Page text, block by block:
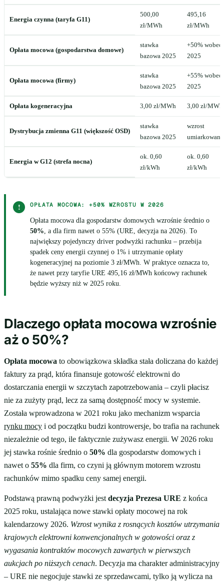
Energia czynna (taryfa G11)
500,00
zł/MWh
495,16
zł/MWh
Opłata mocowa (gospodarstwa domowe)
stawka
bazowa 2025
+50% wobec
2025
Opłata mocowa (firmy)
stawka
bazowa 2025
+55% wobec
2025
Opłata kogeneracyjna 3,00 zł/MWh 3,00 zł/MWh
Dystrybucja zmienna G11 (większość OSD)
stawka
bazowa 2025
wzrost
umiarkowany
Energia w G12 (strefa nocna)
ok. 0,60
zł/kWh
ok. 0,60
zł/kWh
! OPŁATA MOCOWA: +50% WZROSTU W 2026
Opłata mocowa dla gospodarstw domowych wzrośnie średnio o
50%, a dla firm nawet o 55% (URE, decyzja na 2026). To
największy pojedynczy driver podwyżki rachunku – przebija
spadek ceny energii czynnej o 1% i utrzymanie opłaty
kogeneracyjnej na poziomie 3 zł/MWh. W praktyce oznacza to,
że nawet przy taryfie URE 495,16 zł/MWh końcowy rachunek
będzie wyższy niż w 2025 roku.
Dlaczego opłata mocowa wzrośnie
aż o 50%?
Opłata mocowa to obowiązkowa składka stała doliczana do każdej
faktury za prąd, która finansuje gotowość elektrowni do
dostarczania energii w szczytach zapotrzebowania – czyli płacisz
nie za zużyty prąd, lecz za samą dostępność mocy w systemie.
Została wprowadzona w 2021 roku jako mechanizm wsparcia
rynku mocy i od początku budzi kontrowersje, bo trafia na rachunek
niezależnie od tego, ile faktycznie zużywasz energii. W 2026 roku
jej stawka rośnie średnio o 50% dla gospodarstw domowych i
nawet o 55% dla firm, co czyni ją głównym motorem wzrostu
rachunków mimo spadku ceny samej energii.
Podstawą prawną podwyżki jest decyzja Prezesa URE z końca
2025 roku, ustalająca nowe stawki opłaty mocowej na rok
kalendarzowy 2026. Wzrost wynika z rosnących kosztów utrzymania
krajowych elektrowni konwencjonalnych w gotowości oraz z
wygasania kontraktów mocowych zawartych w pierwszych
aukcjach po niższych cenach. Decyzja ma charakter administracyjny
– URE nie negocjuje stawki ze sprzedawcami, tylko ją wylicza na